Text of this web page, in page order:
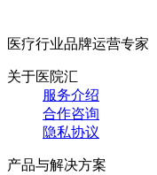
医疗行业品牌运营专家
关于医院汇
服务介绍
合作咨询
隐私协议
产品与解决方案